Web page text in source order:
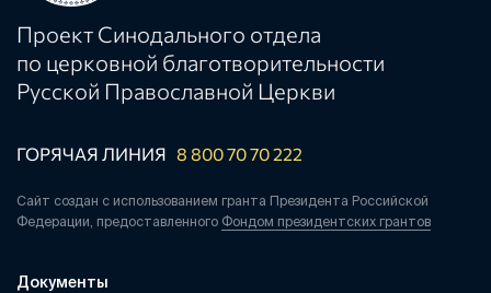
Проект Синодального отдела
по церковной благотворительности
Русской Православной Церкви
ГОРЯЧАЯ ЛИНИЯ 8 800 70 70 222
Сайт создан с использованием гранта Президента Российской
Федерации, предоставленного Фондом президентских грантов
Документы